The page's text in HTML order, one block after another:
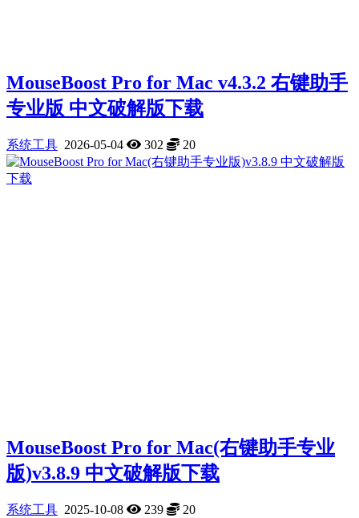
MouseBoost Pro for Mac v4.3.2 右键助手
专业版 中文破解版下载
系统工具 2026-05-04 302 20
MouseBoost Pro for Mac(右键助手专业
版)v3.8.9 中文破解版下载
系统工具 2025-10-08 239 20